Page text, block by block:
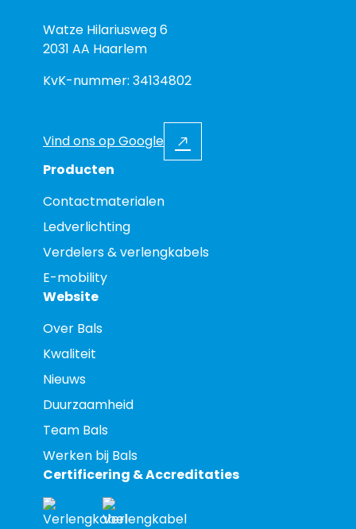
Watze Hilariusweg 6
2031 AA Haarlem
KvK-nummer: 34134802
Vind ons op Google
Producten
Contactmaterialen
Ledverlichting
Verdelers & verlengkabels
E-mobility
Website
Over Bals
Kwaliteit
Nieuws
Duurzaamheid
Team Bals
Werken bij Bals
Certificering & Accreditaties